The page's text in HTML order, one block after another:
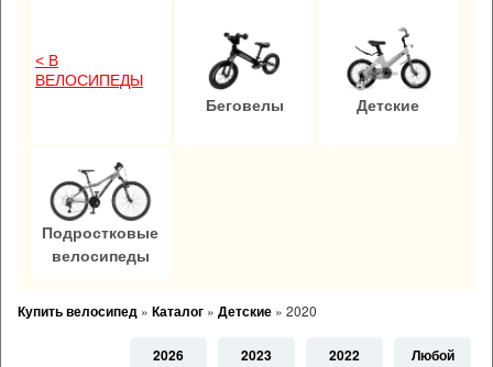
< В
ВЕЛОСИПЕДЫ
Беговелы
Детские
Подростковые
велосипеды
Купить велосипед » Каталог » Детские » 2020
2026 2023 2022 Любой